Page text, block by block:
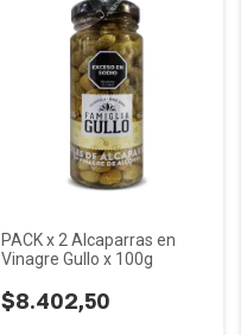
PACK x 2 Alcaparras en
Vinagre Gullo x 100g
$8.402,50